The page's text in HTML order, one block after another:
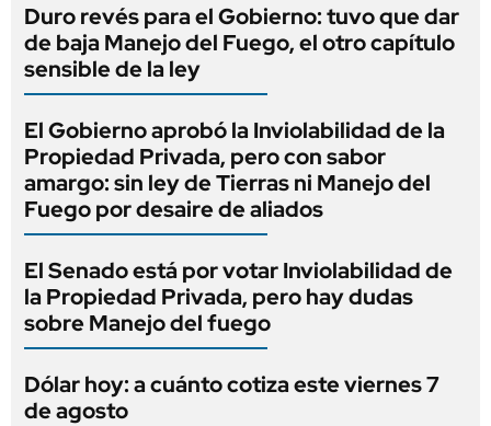
Duro revés para el Gobierno: tuvo que dar
de baja Manejo del Fuego, el otro capítulo
sensible de la ley
El Gobierno aprobó la Inviolabilidad de la
Propiedad Privada, pero con sabor
amargo: sin ley de Tierras ni Manejo del
Fuego por desaire de aliados
El Senado está por votar Inviolabilidad de
la Propiedad Privada, pero hay dudas
sobre Manejo del fuego
Dólar hoy: a cuánto cotiza este viernes 7
de agosto